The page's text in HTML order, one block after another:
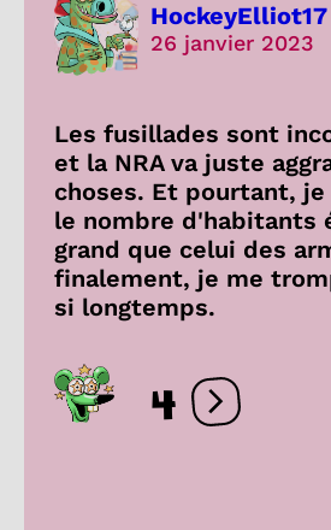
HockeyElliot17
26 janvier 2023
Les fusillades sont
et la NRA va juste
choses. Et pourtant, je
le nombre d'habitants
grand que celui des
finalement, je me
si longtemps.
4 Ouvrir les